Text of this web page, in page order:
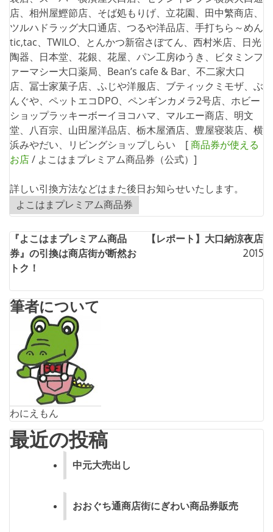
店、相州屋鰹節店、そば処もりげ、立花園、田中繁商店、
ツルハドラッグ大口通店、つるや洋品店、手打ちら～めん
tic,tac、TWILO、とんかつ新宿さぼてん、西村米店、日光
陶器、日本堂、花銀、花屋、パン工房ゆうき、ビタミンフ
ァーマシー大口薬局、Bean’s cafe & Bar、不二家大口
店、冨士家菓子店、ふじや洋服店、ブティックミモザ、ぶ
んぐや、ペットエコDPO、ペンギンカメラ2号店、ホビー
ショップラッキーボーイヨコハマ、マルエー商店、明文
堂、八百宗、山田屋洋品店、栃木屋酒店、豊屋寝装店、横
浜みやだい、リビングショップしらい [商品券が使える
お店/ よこはまプレミアム商品券（公式）]
詳しい引換方法などはまた後日お知らせいたします。
よこはまプレミアム商品券
投
稿
ビ
ー
シ
ン
『よこはまプレミアム商品
券』の引換は商店街が断然お
トク！
【レポート】大口納涼夜店
2015
筆者について
わにえもん
最近の投稿
中元大売出し
おおぐち通商店街にぎわい商品券販売